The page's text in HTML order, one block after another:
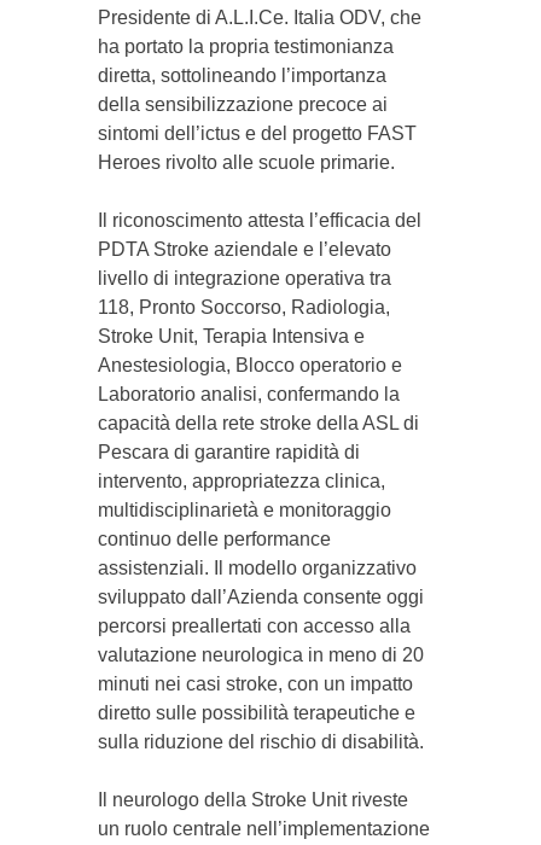
Presidente di A.L.I.Ce. Italia ODV, che
ha portato la propria testimonianza
diretta, sottolineando l’importanza
della sensibilizzazione precoce ai
sintomi dell’ictus e del progetto FAST
Heroes rivolto alle scuole primarie.
Il riconoscimento attesta l’efficacia del
PDTA Stroke aziendale e l’elevato
livello di integrazione operativa tra
118, Pronto Soccorso, Radiologia,
Stroke Unit, Terapia Intensiva e
Anestesiologia, Blocco operatorio e
Laboratorio analisi, confermando la
capacità della rete stroke della ASL di
Pescara di garantire rapidità di
intervento, appropriatezza clinica,
multidisciplinarietà e monitoraggio
continuo delle performance
assistenziali. Il modello organizzativo
sviluppato dall’Azienda consente oggi
percorsi preallertati con accesso alla
valutazione neurologica in meno di 20
minuti nei casi stroke, con un impatto
diretto sulle possibilità terapeutiche e
sulla riduzione del rischio di disabilità.
Il neurologo della Stroke Unit riveste
un ruolo centrale nell’implementazione